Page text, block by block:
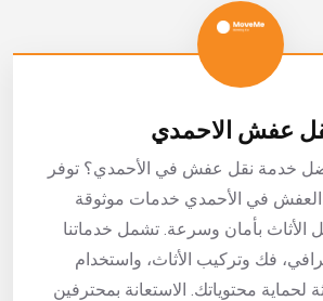
عفش الاحمدي
خدمة نقل عفش في الأحمدي؟ توفر
في الأحمدي خدمات موثوقة
بأمان وسرعة. تشمل خدماتنا
فك وتركيب الأثاث، واستخدام
لحماية محتوياتك. الاستعانة بمحترفين